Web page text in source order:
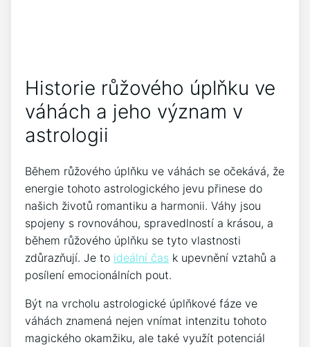
Historie růžového úplňku ve
váhách a jeho význam v
⁤astrologii
Během růžového úplňku ve ‍váhách se očekává, že
⁣energie tohoto astrologického jevu ‌přinese do
našich‍ životů romantiku a harmonii. Váhy jsou‍
spojeny s rovnováhou, spravedlností a krásou, a
během ⁤růžového úplňku se ⁤tyto vlastnosti
zdůrazňují. Je⁢ to ⁤ ideální ‌čas k upevnění vztahů ⁤a
posílení ​emocionálních pout.
Být na⁤ vrcholu astrologické úplňkové fáze ve​
váhách znamená ‌nejen‍ vnímat intenzitu tohoto
magického okamžiku, ale také využít potenciál